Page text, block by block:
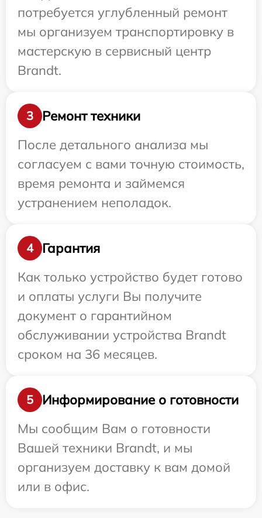
потребуется углубленный ремонт
мы организуем транспортировку в
мастерскую в сервисный центр
Brandt.
3
Ремонт техники
После детального анализа мы
согласуем с вами точную стоимость,
время ремонта и займемся
устранением неполадок.
4
Гарантия
Как только устройство будет готово
и оплаты услуги Вы получите
документ о гарантийном
обслуживании устройства Brandt
сроком на 36 месяцев.
5
Информирование о готовности
Мы сообщим Вам о готовности
Вашей техники Brandt, и мы
организуем доставку к вам домой
или в офис.